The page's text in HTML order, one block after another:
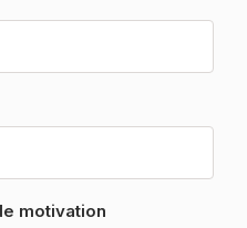
motivation